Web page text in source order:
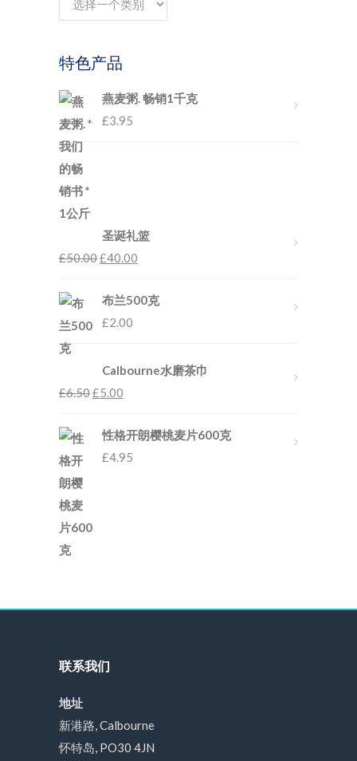
特色产品
燕麦粥. 畅销1千克
£3.95
圣诞礼篮
£50.00£40.00
布兰500克
£2.00
Calbourne水磨茶巾
£6.50£5.00
性格开朗樱桃麦片600克
£4.95
联系我们
地址
新港路, Calbourne
怀特岛, PO30 4JN